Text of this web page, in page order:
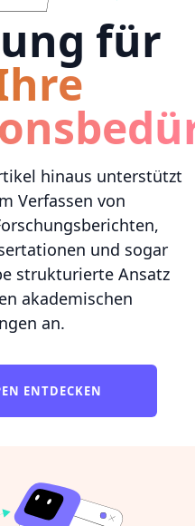
für
hinaus unterstützt
Verfassen von
und sogar
strukturierte Ansatz
akademischen
an.
ENTDECKEN